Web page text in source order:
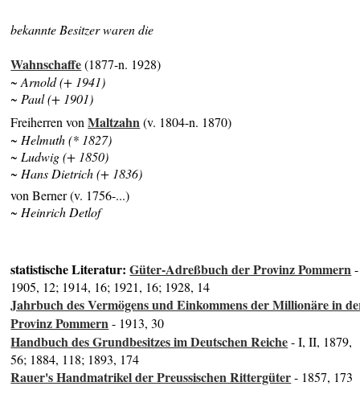
bekannte Besitzer waren die
Wahnschaffe(1877-n. 1928)
~ Arnold (+ 1941)
~ Paul (+ 1901)
Freiherren vonMaltzahn(v. 1804-n. 1870)
~ Helmuth (* 1827)
~ Ludwig (+ 1850)
~ Hans Dietrich (+ 1836)
von Berner (v. 1756-...)
~ Heinrich Detlof
statistische Literatur:Güter-Adreßbuch der Provinz Pommern-
1905, 12; 1914, 16; 1921, 16; 1928, 14
Jahrbuch des Vermögens und Einkommens der Millionäre in
Provinz Pommern- 1913, 30
Handbuch des Grundbesitzes im Deutschen Reiche- I, II, 1879,
56; 1884, 118; 1893, 174
Rauer's Handmatrikel der Preussischen Rittergüter- 1857, 173